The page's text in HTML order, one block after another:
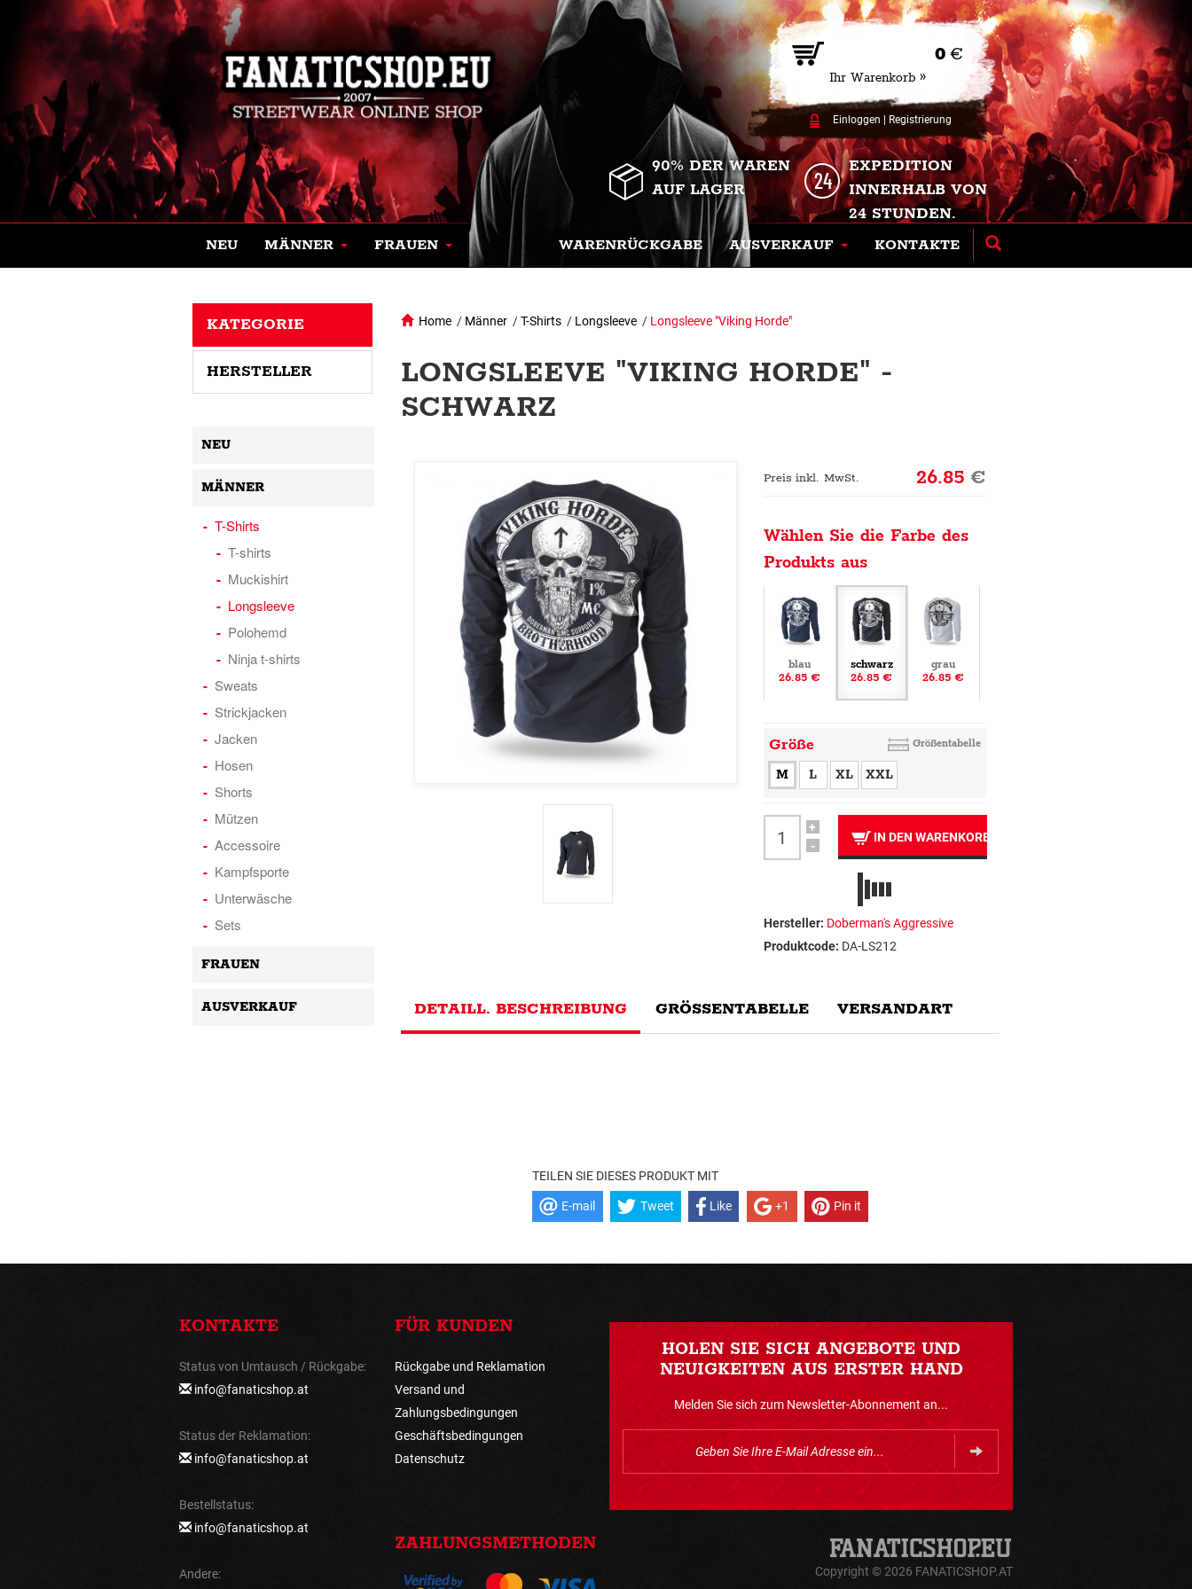
0 €
Ihr Warenkorb »
Einloggen Registrierung
90% DER WAREN
AUF LAGER
EXPEDITION
INNERHALB VON
24 STUNDEN.
NEU MÄNNER FRAUEN WARENRÜCKGABE AUSVERKAUF KONTAKTE
Home / Männer /T-Shirts / Longsleeve / Longsleeve "Viking Horde"
LONGSLEEVE "VIKING HORDE" -
SCHWARZ
Preis inkl. MwSt. 26.85€
Wählen Sie die Farbe des
Produkts aus
blau
26.85 €
schwarz
26.85 €
grau
26.85 €
Größe Größentabelle
M L XL XXL
+
-
IN DEN WARENKORB
Hersteller: Doberman's Aggressive
Produktcode: DA-LS212
DETAILL. BESCHREIBUNG GRÖSSENTABELLE VERSANDART
TEILEN SIE DIESES PRODUKT MIT
E-mail Tweet Like +1 Pin it
KATEGORIE
HERSTELLER
NEU
MÄNNER
T-Shirts
T-shirts
Muckishirt
Longsleeve
Polohemd
Ninja t-shirts
Sweats
Strickjacken
Jacken
Hosen
Shorts
Mützen
Accessoire
Kampfsporte
Unterwäsche
Sets
FRAUEN
AUSVERKAUF
KONTAKTE
Status von Umtausch / Rückgabe:
info@fanaticshop.at
Status der Reklamation:
info@fanaticshop.at
Bestellstatus:
info@fanaticshop.at
Andere:
FÜR KUNDEN
Rückgabe und Reklamation
Versand und
Zahlungsbedingungen
Geschäftsbedingungen
Datenschutz
ZAHLUNGSMETHODEN
HOLEN SIE SICH ANGEBOTE UND
NEUIGKEITEN AUS ERSTER HAND
Melden Sie sich zum Newsletter-Abonnement an...
Copyright © 2026 FANATICSHOP.AT